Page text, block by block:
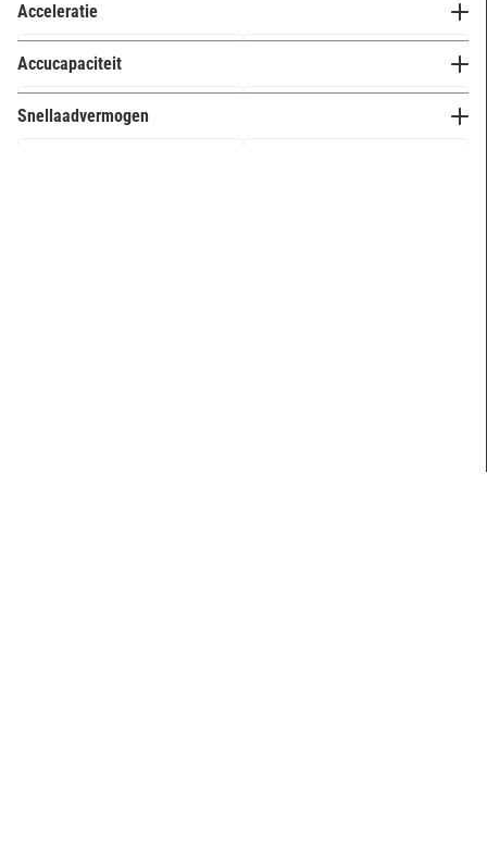
Acceleratie
Accucapaciteit
Snellaadvermogen